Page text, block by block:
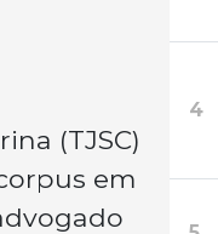
(TJSC)
em
4